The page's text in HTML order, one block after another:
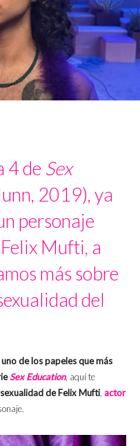
4 de Sex
2019), ya
personaje
Mufti, a
más sobre
del
de los papeles que más
Sex Education, aquí te
sexualidad de Felix Mufti, actor